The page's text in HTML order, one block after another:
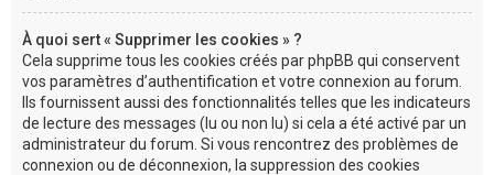
À quoi sert « Supprimer les cookies » ?
Cela supprime tous les cookies créés par phpBB qui conservent
vos paramètres d’authentification et votre connexion au forum.
Ils fournissent aussi des fonctionnalités telles que les indicateurs
de lecture des messages (lu ou non lu) si cela a été activé par un
administrateur du forum. Si vous rencontrez des problèmes de
connexion ou de déconnexion, la suppression des cookies